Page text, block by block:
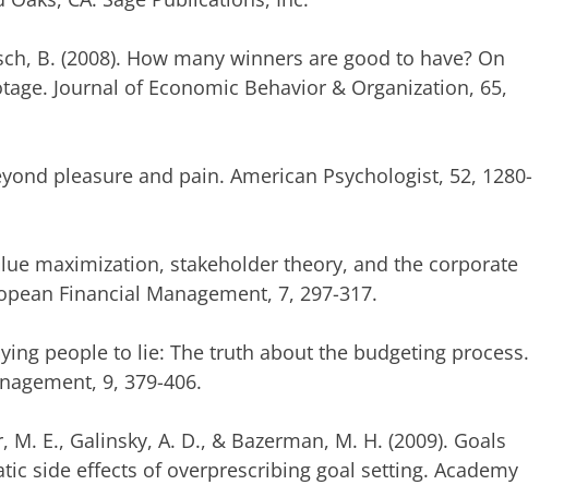
B. (2008). How many winners are good to have? On
Journal of Economic Behavior & Organization, 65,
pleasure and pain. American Psychologist, 52, 1280-
maximization, stakeholder theory, and the corporate
Financial Management, 7, 297-317.
people to lie: The truth about the budgeting process.
9, 379-406.
M. E., Galinsky, A. D., & Bazerman, M. H. (2009). Goals
side effects of overprescribing goal setting. Academy